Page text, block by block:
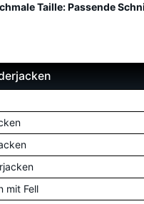
Taille: Passende
mit Fell